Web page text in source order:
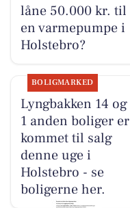
låne 50.000 kr. til
en varmepumpe i
Holstebro?
BOLIGMARKED
Lyngbakken 14 og
1 anden boliger er
kommet til salg
denne uge i
Holstebro - se
boligerne her.